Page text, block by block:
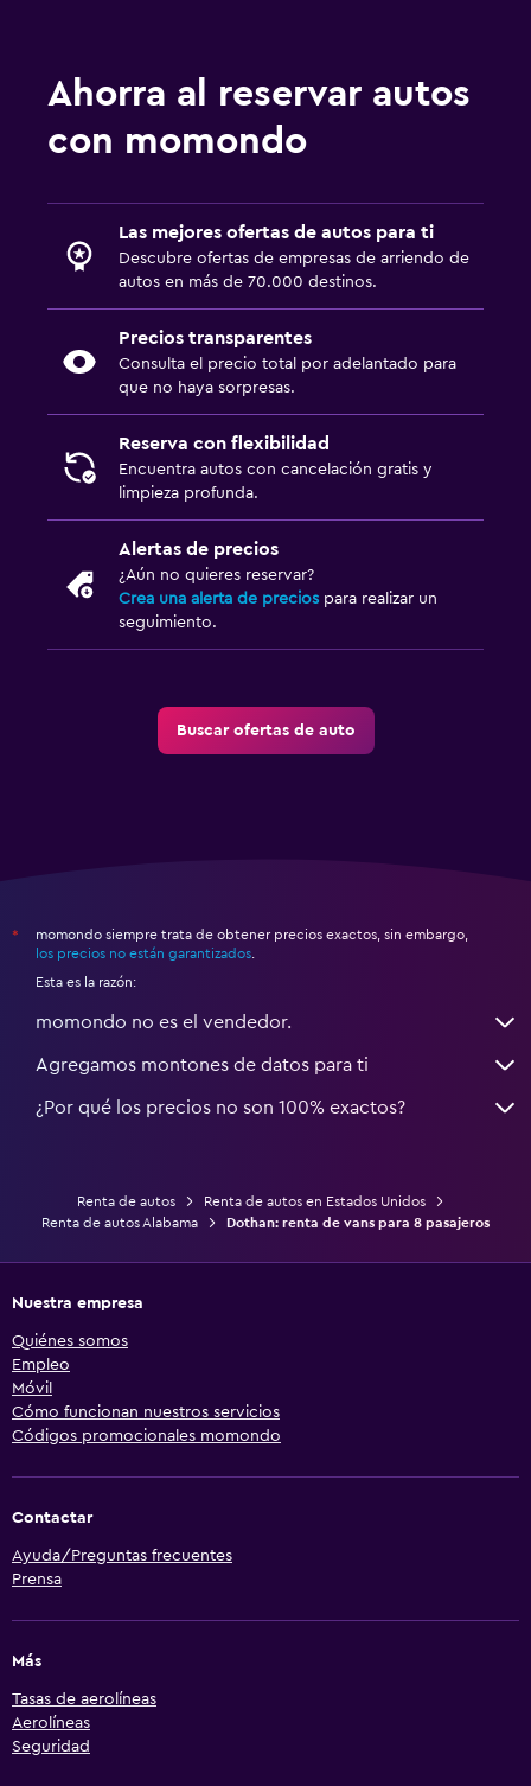
Ahorra al reservar autos
con momondo
Las mejores ofertas de autos para ti
Descubre ofertas de empresas de arriendo de
autos en más de 70.000 destinos.
Precios transparentes
Consulta el precio total por adelantado para
que no haya sorpresas.
Reserva con flexibilidad
Encuentra autos con cancelación gratis y
limpieza profunda.
Alertas de precios
¿Aún no quieres reservar?
Crea una alerta de precios para realizar un
seguimiento.
Buscar ofertas de auto
*
momondo siempre trata de obtener precios exactos, sin embargo,
los precios no están garantizados.
Esta es la razón:
momondo no es el vendedor.
Agregamos montones de datos para ti
¿Por qué los precios no son 100% exactos?
Renta de autos
Renta de autos en Estados Unidos
Renta de autos Alabama
Dothan: renta de vans para 8 pasajeros
Nuestra empresa
Quiénes somos
Empleo
Móvil
Cómo funcionan nuestros servicios
Códigos promocionales momondo
Contactar
Ayuda/Preguntas frecuentes
Prensa
Más
Tasas de aerolíneas
Aerolíneas
Seguridad